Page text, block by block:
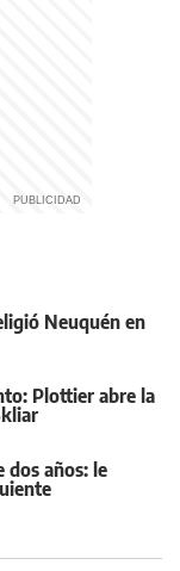
Neuquén en
Plottier abre la
dos años: le